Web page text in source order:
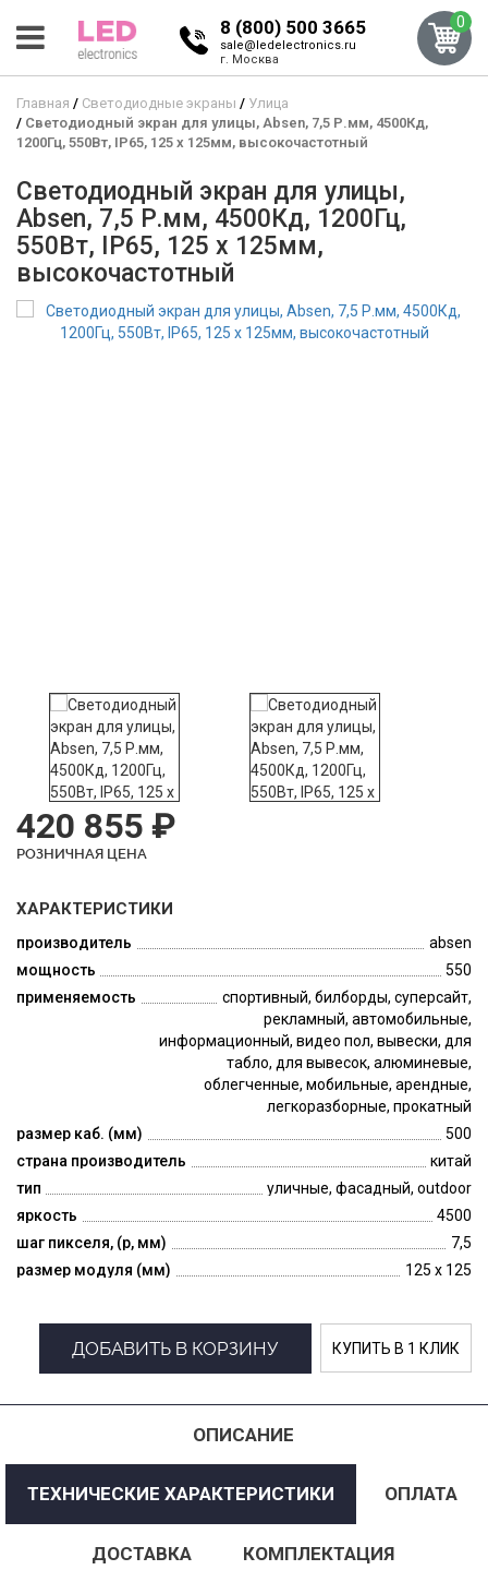
8 (800) 500 3665
sale@ledelectronics.ru
г. Москва
0
Главная Светодиодные экраны
Улица
Светодиодный экран для улицы, Absen, 7,5 Р.мм, 4500Кд,
1200Гц, 550Вт, IP65, 125 x 125мм, высокочастотный
Светодиодный экран для улицы,
Absen, 7,5 Р.мм, 4500Кд, 1200Гц,
550Вт, IP65, 125 x 125мм,
высокочастотный
420 855 ₽
РОЗНИЧНАЯ ЦЕНА
ХАРАКТЕРИСТИКИ
производитель
absen
мощность
550
применяемость
спортивный, билборды, суперсайт,
рекламный, автомобильные,
информационный, видео пол, вывески, для
табло, для вывесок, алюминевые,
облегченные, мобильные, арендные,
легкоразборные, прокатный
размер каб. (мм)
500
страна производитель
китай
тип
уличные, фасадный, outdoor
яркость
4500
шаг пикселя, (p, мм)
7,5
размер модуля (мм)
125 x 125
ДОБАВИТЬ В КОРЗИНУ КУПИТЬ В 1 КЛИК
ОПИСАНИЕ
ТЕХНИЧЕСКИЕ ХАРАКТЕРИСТИКИ ОПЛАТА
ДОСТАВКА КОМПЛЕКТАЦИЯ